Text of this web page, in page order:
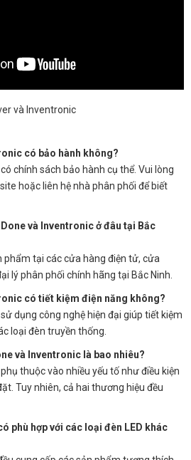
và Inventronic
có bảo hành không?
chính sách bảo hành cụ thể. Vui lòng
hoặc liên hệ nhà phân phối để biết
và Inventronic ở đâu tại Bắc
phẩm tại các cửa hàng điện tử, cửa
lý phân phối chính hãng tại Bắc Ninh.
có tiết kiệm điện năng không?
dụng công nghệ hiện đại giúp tiết kiệm
loại đèn truyền thống.
và Inventronic là bao nhiêu?
thuộc vào nhiều yếu tố như điều kiện
Tuy nhiên, cả hai thương hiệu đều
phù hợp với các loại đèn LED khác